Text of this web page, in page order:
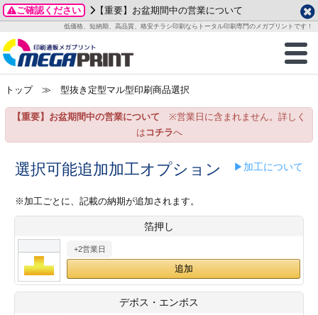
ご確認ください 【重要】お盆期間中の営業について
低価格、短納期、高品質、格安チラシ印刷ならトータル印刷専門のメガプリントです！
商品一覧
グッズ
ステッカー
ックカード印刷
業ツール印刷
＆盛り上げ印刷
ご利用ガイド
お客様へ
いて
方法
/送料について
刷
カード印刷
ックカード名刺
ムカード
型マル型印刷
データ作成ガイド
成前に
ガイド
加工指示ガイド
テンプレート
ード印刷
名刺印刷
ックカード
ード印刷
印刷
一覧
わせ
り
プル請求
2026年 8月
月
火 水 木 金
土
1
3
4 5 6 7
8
15
24
25 26 27
29
土
1
2 3
8 9 10 11
12
14
15 16 17 18
19
25
26
トップ≫ 型抜き定型マル型印刷商品選択
【重要】お盆期間中の営業について ※営業日に含まれません。詳しく
は コチラへ
選択可能追加加工オプション ▶加工について
※加工ごとに、記載の納期が追加されます。
箔押し
+2営業日
デボス・エンボス